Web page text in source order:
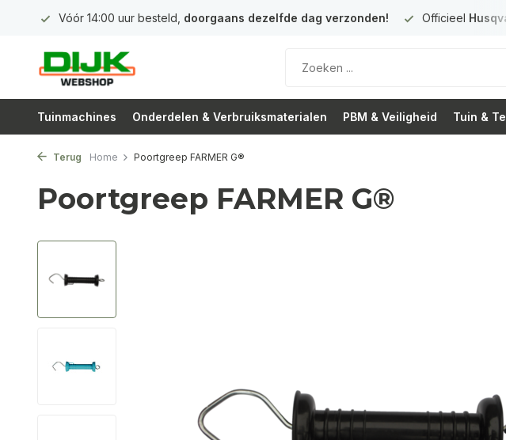
Vóór 14:00 uur besteld, doorgaans dezelfde dag verzonden! Officieel
Tuinmachines Onderdelen & Verbruiksmaterialen PBM & Veiligheid Tuin &
Terug Home Poortgreep FARMER G®
Poortgreep FARMER G®